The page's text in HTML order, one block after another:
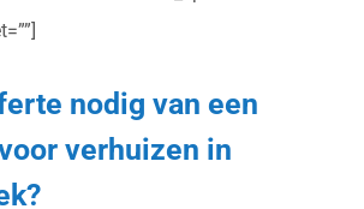
nodig van een
verhuizen in